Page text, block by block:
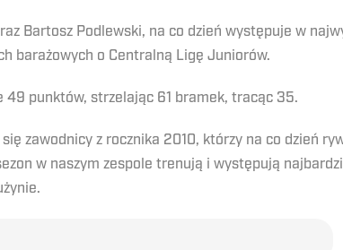
Bartosz Podlewski, na co dzień występuje w
barażowych o Centralną Ligę Juniorów.
49 punktów, strzelając 61 bramek, tracąc 35.
zawodnicy z rocznika 2010, którzy na co dzień
w naszym zespole trenują i występują